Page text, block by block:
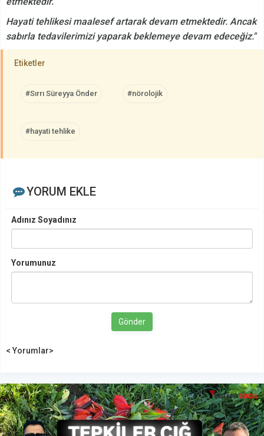
Hayati tehlikesi maalesef artarak devam etmektedir. Ancak
sabırla tedavilerimizi yaparak beklemeye devam edeceğiz."
Etiketler
#Sırrı Süreyya Önder #nörolojik
#hayati tehlike
YORUM EKLE
Adınız Soyadınız
Yorumunuz
Gönder
< Yorumlar>